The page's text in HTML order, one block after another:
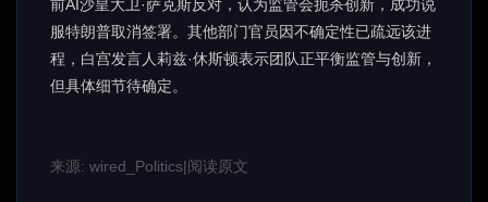
前AI沙皇大卫·萨克斯反对，认为监管会扼杀创新，成功说
服特朗普取消签署。其他部门官员因不确定性已疏远该进
程，白宫发言人莉兹·休斯顿表示团队正平衡监管与创新，
但具体细节待确定。
来源: wired_Politics|阅读原文